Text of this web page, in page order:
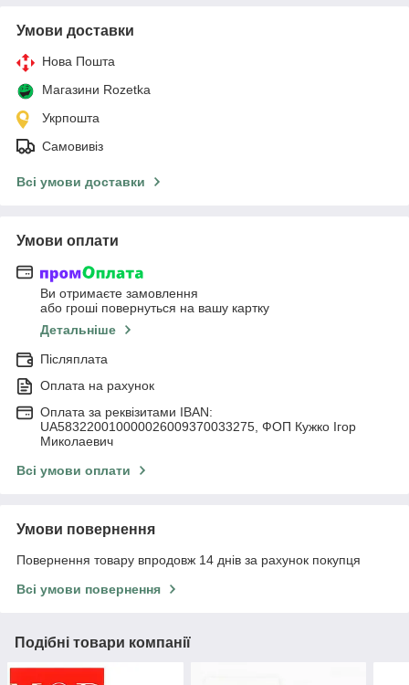
Умови доставки
Нова Пошта
Магазини Rozetka
Укрпошта
Самовивіз
Всі умови доставки
Умови оплати
Ви отримаєте замовлення
або гроші повернуться на вашу картку
Детальніше
Післяплата
Оплата на рахунок
Оплата за реквізитами IBAN:
UA583220010000026009370033275, ФОП Кужко Ігор
Миколаевич
Всі умови оплати
Умови повернення
Повернення товару впродовж 14 днів за рахунок покупця
Всі умови повернення
Подібні товари компанії